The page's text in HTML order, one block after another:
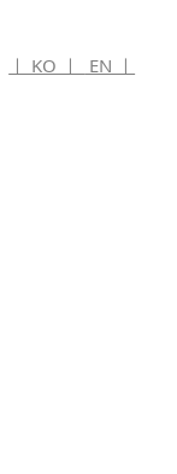
ㅣ KO ㅣ EN ㅣ